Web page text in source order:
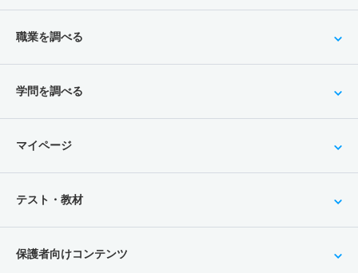
職業を調べる
学問を調べる
マイページ
テスト・教材
保護者向けコンテンツ